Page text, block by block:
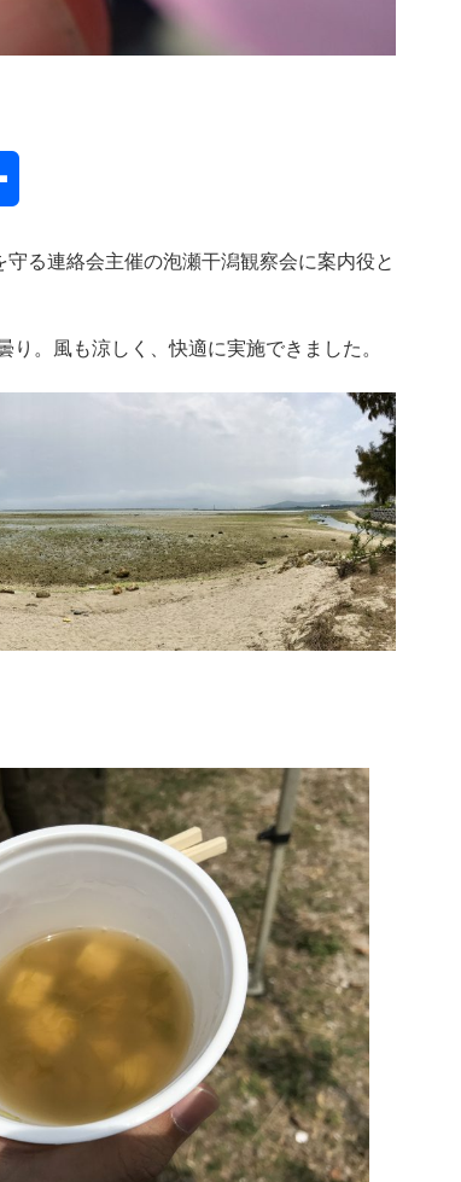
る連絡会主催の泡瀬干潟観察会に案内役と
り。風も涼しく、快適に実施できました。